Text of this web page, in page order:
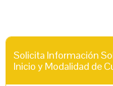
Solicita Información
Inicio y Modalidad de